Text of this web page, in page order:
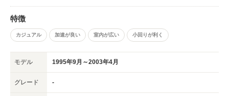
特徴
カジュアル 加速が良い 室内が広い 小回りが利く
モデル 1995年9月～2003年4月
グレード -